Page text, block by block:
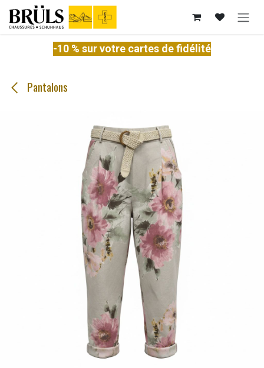
Se rendre au contenu
-10 % sur votre cartes de fidélité
Pantalons